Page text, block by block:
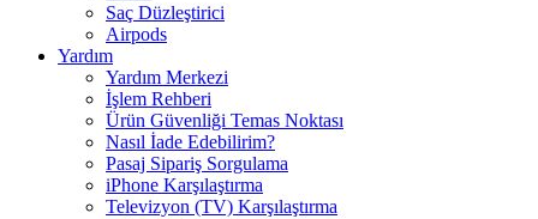
Saç Düzleştirici
Airpods
Yardım
Yardım Merkezi
İşlem Rehberi
Ürün Güvenliği Temas Noktası
Nasıl İade Edebilirim?
Pasaj Sipariş Sorgulama
iPhone Karşılaştırma
Televizyon (TV) Karşılaştırma